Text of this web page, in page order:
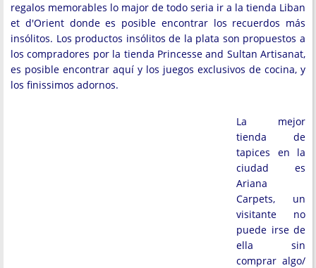
regalos memorables lo major de todo seria ir a la tienda Liban
et d'Orient donde es posible encontrar los recuerdos más
insólitos. Los productos insólitos de la plata son propuestos a
los compradores por la tienda Princesse and Sultan Artisanat,
es posible encontrar aquí y los juegos exclusivos de cocina, y
los finissimos adornos.
La mejor
tienda de
tapices en la
ciudad es
Ariana
Carpets, un
visitante no
puede irse de
ella sin
comprar algo/